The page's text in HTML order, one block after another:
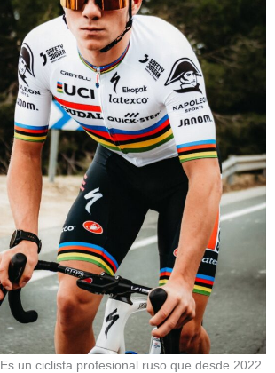
Es un ciclista profesional ruso que desde 2022